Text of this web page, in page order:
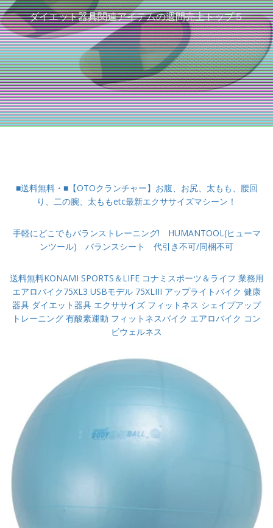
ダイエット器具関連アイテムの週間売上トップ５
■送料無料・■【OTOクランチャー】お腹、お尻、太もも、腰回
り、二の腕、太ももetc最新エクササイズマシーン！
手軽にどこでもバランストレーニング! HUMANTOOL(ヒューマ
ンツール) バランスシート 代引き不可/同梱不可
送料無料KONAMI SPORTS＆LIFE コナミスポーツ＆ライフ 業務用
エアロバイク75XL3 USBモデル 75XLIII アップライトバイク 健康
器具 ダイエット器具 エクササイズ フィットネス シェイプアップ
トレーニング 有酸素運動 フィットネスバイク エアロバイク コン
ビウェルネス